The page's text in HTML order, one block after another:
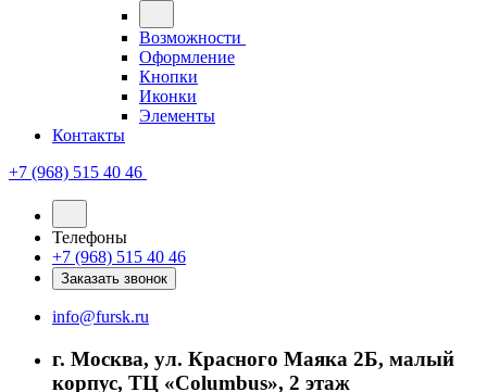
Возможности
Оформление
Кнопки
Иконки
Элементы
Контакты
+7 (968) 515 40 46
Телефоны
+7 (968) 515 40 46
Заказать звонок
info@fursk.ru
г. Москва, ул. Красного Маяка 2Б, малый
корпус, ТЦ «Columbus», 2 этаж